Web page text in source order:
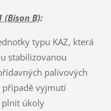
(Bison B):
typu KAZ, která
stabilizovanou
palivových
případě vyjmutí
plnit úkoly